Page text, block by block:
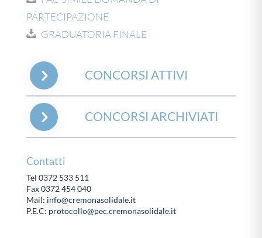
PARTECIPAZIONE
GRADUATORIA FINALE
CONCORSI ATTIVI
CONCORSI ARCHIVIATI
Contatti
Tel 0372 533 511
Fax 0372 454 040
Mail: info@cremonasolidale.it
P.E.C: protocollo@pec.cremonasolidale.it